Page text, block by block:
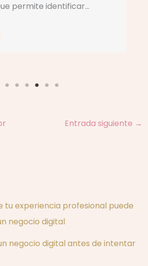
permite identificar…
Entrada siguiente →
tu experiencia profesional puede
negocio digital
negocio digital antes de intentar